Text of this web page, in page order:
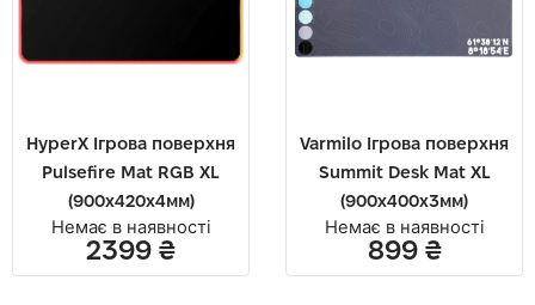
HyperX Ігрова поверхня
Pulsefire Mat RGB XL
(900x420x4мм)
Немає в наявності
2399 ₴
Varmilo Ігрова поверхня
Summit Desk Mat XL
(900х400х3мм)
Немає в наявності
899 ₴